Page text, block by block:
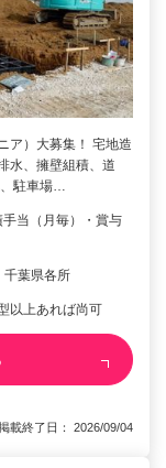
ア）大募集！ 宅地造
水、擁壁組積、道
、駐車場…
当（月毎）・賞与
千葉県各所
以上あれば尚可
終了日： 2026/09/04